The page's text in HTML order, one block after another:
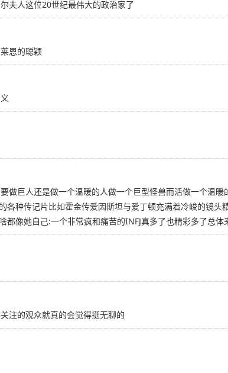
夫人这位20世纪最伟大的政治家了
恩的聪颖
巨人还是做一个温暖的人做一个巨型怪兽而活做一个温
种传记片比如霍金传爱因斯坦与爱丁顿充满着冷峻的镜头
她自己:一个非常疯和痛苦的INFJ真多了也精彩多了总体
注的观众就真的会觉得挺无聊的